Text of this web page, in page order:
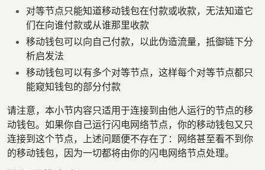
对等节点只能知道移动钱包在付款或收款，无法知道它
们在向谁付款或从谁那里收款
移动钱包可以向自己付款，以此伪造流量，抵御链下分
析启发法
移动钱包可以有多个对等节点，这样每个对等节点都只
能窥知钱包的部分付款
请注意，本小节内容只适用于连接到由他人运行的节点的移
动钱包。如果你自己运行闪电网络节点，你的移动钱包又只
连接到这个节点，上述问题便不存在了：网络甚至看不到你
的移动钱包，因为一切都将由你的闪电网络节点处理。